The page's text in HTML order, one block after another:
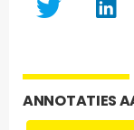
ANNOTATIES